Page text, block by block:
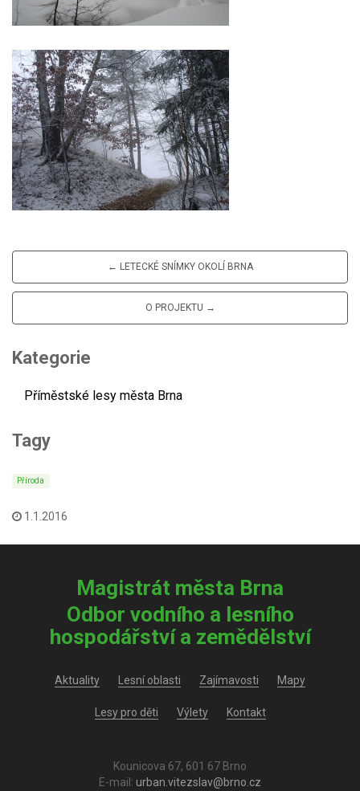
← LETECKÉ SNÍMKY OKOLÍ BRNA
O PROJEKTU →
Kategorie
Příměstské lesy města Brna
Tagy
Příroda
1.1.2016
Magistrát města Brna
Odbor vodního a lesního
hospodářství a zemědělství
Aktuality Lesní oblasti Zajímavosti Mapy
Lesy pro děti Výlety Kontakt
Kounicova 67, 601 67 Brno
E-mail: urban.vitezslav@brno.cz